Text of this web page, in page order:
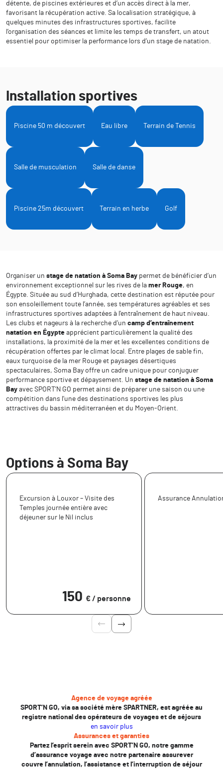
détente, de piscines extérieures et d’un accès direct à la mer,
favorisant la récupération active. Sa localisation stratégique, à
quelques minutes des infrastructures sportives, facilite
l’organisation des séances et limite les temps de transfert, un atout
essentiel pour optimiser la performance lors d’un stage de natation.
Installation sportives
Piscine 50 m découvert Eau libre Terrain de Tennis
Salle de musculation Salle de danse
Piscine 25m découvert Terrain en herbe Golf
Organiser un stage de natation à Soma Bay permet de bénéficier d’un
environnement exceptionnel sur les rives de la mer Rouge, en
Égypte. Située au sud d’Hurghada, cette destination est réputée pour
son ensoleillement toute l’année, ses températures agréables et ses
infrastructures sportives adaptées à l’entraînement de haut niveau.
Les clubs et nageurs à la recherche d’un camp d’entraînement
natation en Égypte apprécient particulièrement la qualité des
installations, la proximité de la mer et les excellentes conditions de
récupération offertes par le climat local. Entre plages de sable fin,
eaux turquoise de la mer Rouge et paysages désertiques
spectaculaires, Soma Bay offre un cadre unique pour conjuguer
performance sportive et dépaysement. Un stage de natation à Soma
Bay avec SPORT’N GO permet ainsi de préparer une saison ou une
compétition dans l’une des destinations sportives les plus
attractives du bassin méditerranéen et du Moyen-Orient.
Options à Soma Bay
Excursion à Louxor – Visite des
Temples journée entière avec
déjeuner sur le Nil inclus
150 € / personne
Assurance
Agence de voyage agréée
SPORT’N GO, via sa société mère SPARTNER, est agréée au
registre national des opérateurs de voyages et de séjours
en savoir plus
Assurances et garanties
Partez l’esprit serein avec SPORT’N GO, notre gamme
d’assurance voyage avec notre partenaire assurever
couvre l’annulation, l’assistance et l’interruption de séjour